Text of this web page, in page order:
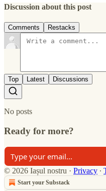
Discussion about this post
Comments Restacks
Top Latest Discussions
No posts
Ready for more?
© 2026 Iașul nostru · Privacy ∙
Start your Substack